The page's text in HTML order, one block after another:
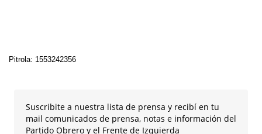
Pitrola: 1553242356
Suscribite a nuestra lista de prensa y recibí en tu
mail comunicados de prensa, notas e información del
Partido Obrero y el Frente de Izquierda